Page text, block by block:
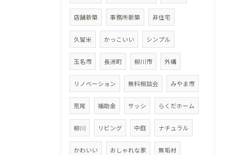
店舗新築 事務所新築 非住宅
久留米 かっこいい シンプル
玉名市 長洲町 柳川市 外構
リノベーション 無料相談会 みやま市
荒尾 補助金 サッシ らくだホーム
柳川 リビング 中庭 ナチュラル
かわいい おしゃれな家 無垢材